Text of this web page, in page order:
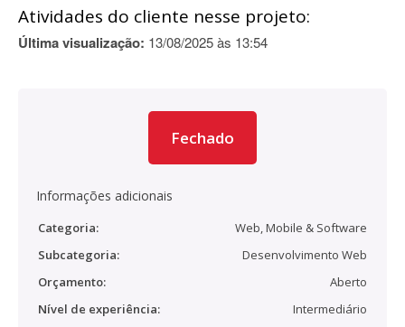
Atividades do cliente nesse projeto:
Última visualização: 13/08/2025 às 13:54
Fechado
Informações adicionais
Categoria:
Web, Mobile & Software
Subcategoria:
Desenvolvimento Web
Orçamento:
Aberto
Nível de experiência:
Intermediário